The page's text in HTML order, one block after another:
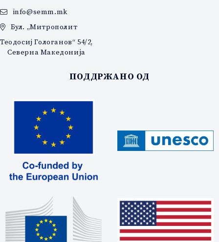
info@semm.mk
Бул. „Митрополит
Теодосиј Гологанов“ 54/2,
Северна Македонија
ПОДДРЖАНО ОД